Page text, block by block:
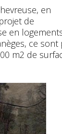
en
de
en
ce sont
m2 de